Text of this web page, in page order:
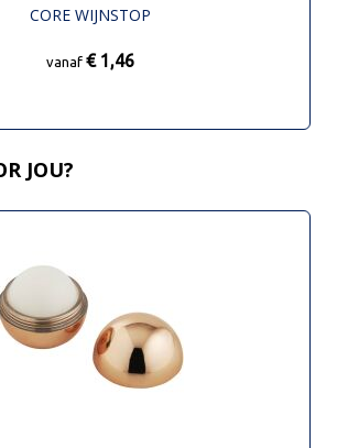
CORE WIJNSTOP
vanaf € 1,46
JOU?